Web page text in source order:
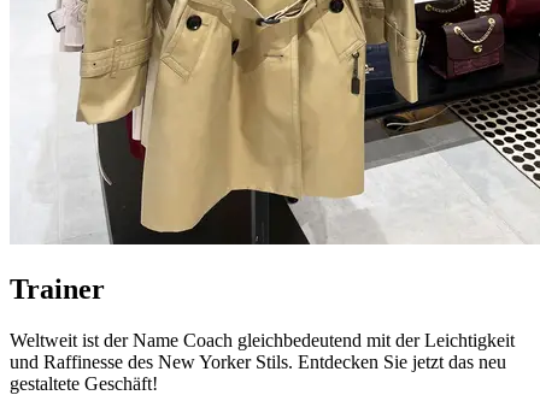
Trainer
Weltweit ist der Name Coach gleichbedeutend mit der Leichtigkeit
und Raffinesse des New Yorker Stils. Entdecken Sie jetzt das neu
gestaltete Geschäft!